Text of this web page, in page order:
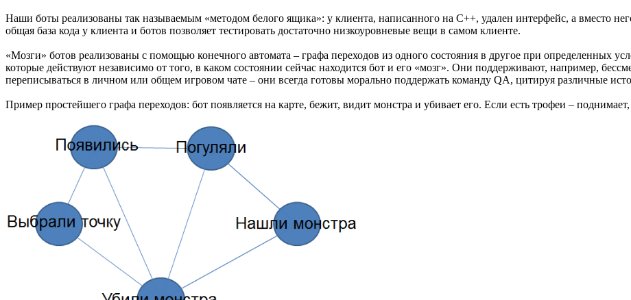
Наши боты реализованы так называемым «методом белого ящика»: у клиента, написанного на C++, удален интерфейс, а вместо
общая база кода у клиента и ботов позволяет тестировать достаточно низкоуровневые вещи в самом клиенте.
«Мозги» ботов реализованы с помощью конечного автомата – графа переходов из одного состояния в другое при определенных
которые действуют независимо от того, в каком состоянии сейчас находится бот и его «мозг». Они поддерживают, например,
переписываться в личном или общем игровом чате – они всегда готовы морально поддержать команду QA, цитируя различные
Пример простейшего графа переходов: бот появляется на карте, бежит, видит монстра и убивает его. Если есть трофеи –